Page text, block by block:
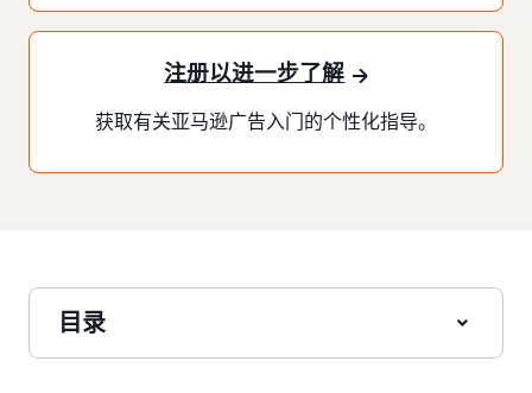
注册以进一步了解
获取有关亚马逊广告入门的个性化指导。
目录